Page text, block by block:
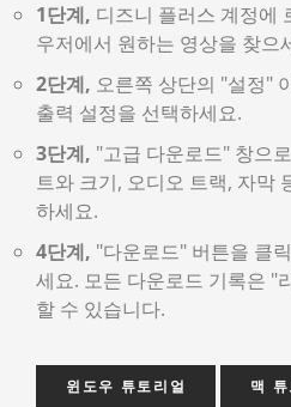
1단계, 디즈니 플러스 계정에
우저에서 원하는 영상을 찾으
2단계, 오른쪽 상단의 "설정"
출력 설정을 선택하세요.
3단계, "고급 다운로드" 창으
트와 크기, 오디오 트랙, 자막
하세요.
4단계, "다운로드" 버튼을 클
세요. 모든 다운로드 기록은 "
할 수 있습니다.
윈도우 튜토리얼 맥 튜